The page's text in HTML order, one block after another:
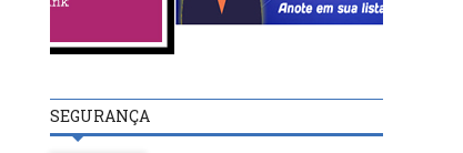
SEGURANÇA